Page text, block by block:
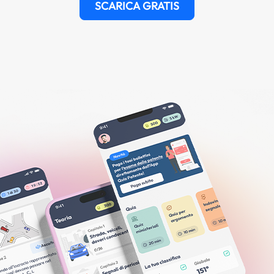
SCARICA GRATIS